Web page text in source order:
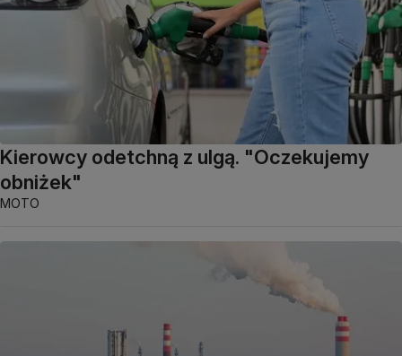
Kierowcy odetchną z ulgą. "Oczekujemy
obniżek"
MOTO